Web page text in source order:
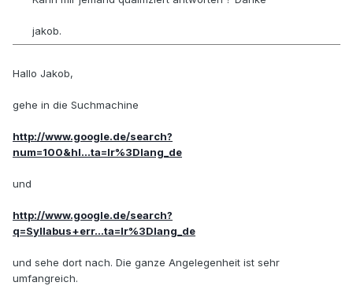
jakob.
Hallo Jakob,
gehe in die Suchmachine
http://www.google.de/search?
num=100&hl...ta=lr%3Dlang_de
und
http://www.google.de/search?
q=Syllabus+err...ta=lr%3Dlang_de
und sehe dort nach. Die ganze Angelegenheit ist sehr
umfangreich.